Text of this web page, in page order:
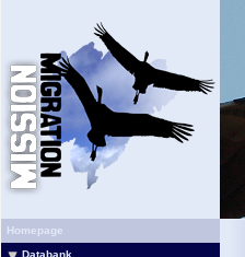
Homepage
Databank